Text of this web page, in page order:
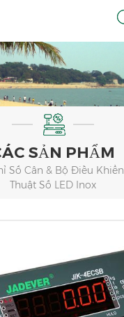
SẢN PHẨM
Số Cân & Bộ Điều Khiển
Thuật Số LED Inox